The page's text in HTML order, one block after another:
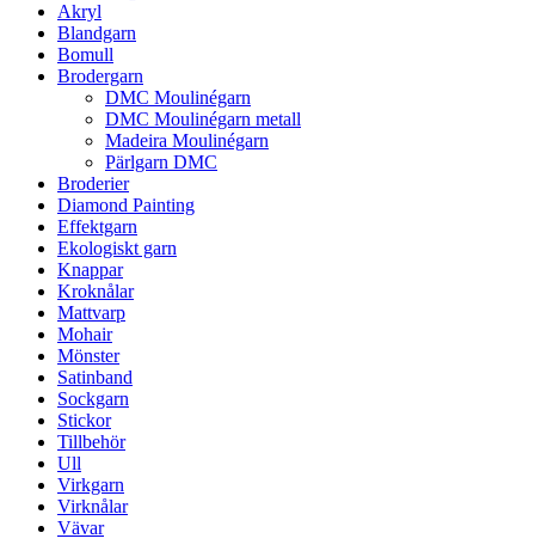
Akryl
Blandgarn
Bomull
Brodergarn
DMC Moulinégarn
DMC Moulinégarn metall
Madeira Moulinégarn
Pärlgarn DMC
Broderier
Diamond Painting
Effektgarn
Ekologiskt garn
Knappar
Kroknålar
Mattvarp
Mohair
Mönster
Satinband
Sockgarn
Stickor
Tillbehör
Ull
Virkgarn
Virknålar
Vävar